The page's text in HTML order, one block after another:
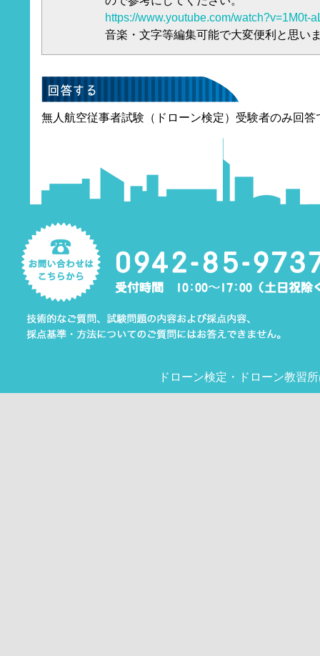
https://www.youtube.com/watch?v=1M0t-
音楽・文字等編集可能で大変便利と思い
無人航空従事者試験（ドローン検定）受験者のみ回答
ドローン検定 ・ ドローン教習所